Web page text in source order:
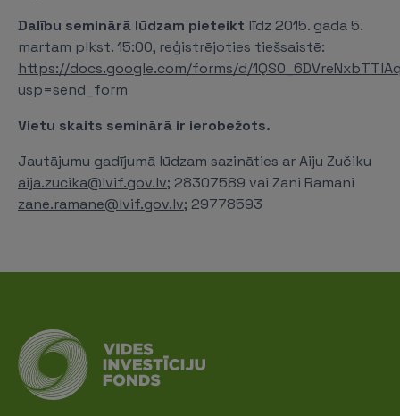
Dalību seminārā lūdzam pieteikt līdz 2015. gada 5.
martam plkst. 15:00, reģistrējoties tiešsaistē:
https://docs.google.com/forms/d/
usp=send_form
Vietu skaits seminārā ir ierobežots.
Jautājumu gadījumā lūdzam sazināties ar Aiju Zučiku
aija.zucika@lvif.gov.lv; 28307589 vai Zani Ramani
zane.ramane@lvif.gov.lv; 29778593